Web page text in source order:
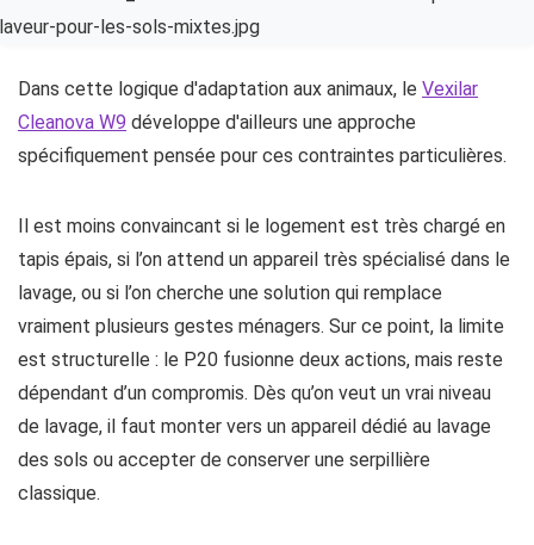
Dans cette logique d'adaptation aux animaux, le Vexilar
Cleanova W9 développe d'ailleurs une approche
spécifiquement pensée pour ces contraintes particulières.
Il est moins convaincant si le logement est très chargé en
tapis épais, si l’on attend un appareil très spécialisé dans le
lavage, ou si l’on cherche une solution qui remplace
vraiment plusieurs gestes ménagers. Sur ce point, la limite
est structurelle : le P20 fusionne deux actions, mais reste
dépendant d’un compromis. Dès qu’on veut un vrai niveau
de lavage, il faut monter vers un appareil dédié au lavage
des sols ou accepter de conserver une serpillière
classique.